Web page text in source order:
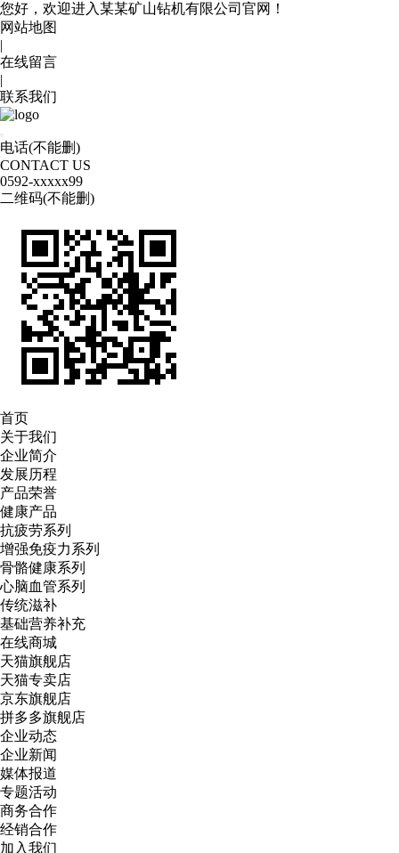
您好，欢迎进入某某矿山钻机有限公司官网！
网站地图
|
在线留言
|
联系我们
电话(不能删)
CONTACT US
0592-xxxxx99
二维码(不能删)
首页
关于我们
企业简介
发展历程
产品荣誉
健康产品
抗疲劳系列
增强免疫力系列
骨骼健康系列
心脑血管系列
传统滋补
基础营养补充
在线商城
天猫旗舰店
天猫专卖店
京东旗舰店
拼多多旗舰店
企业动态
企业新闻
媒体报道
专题活动
商务合作
经销合作
加入我们